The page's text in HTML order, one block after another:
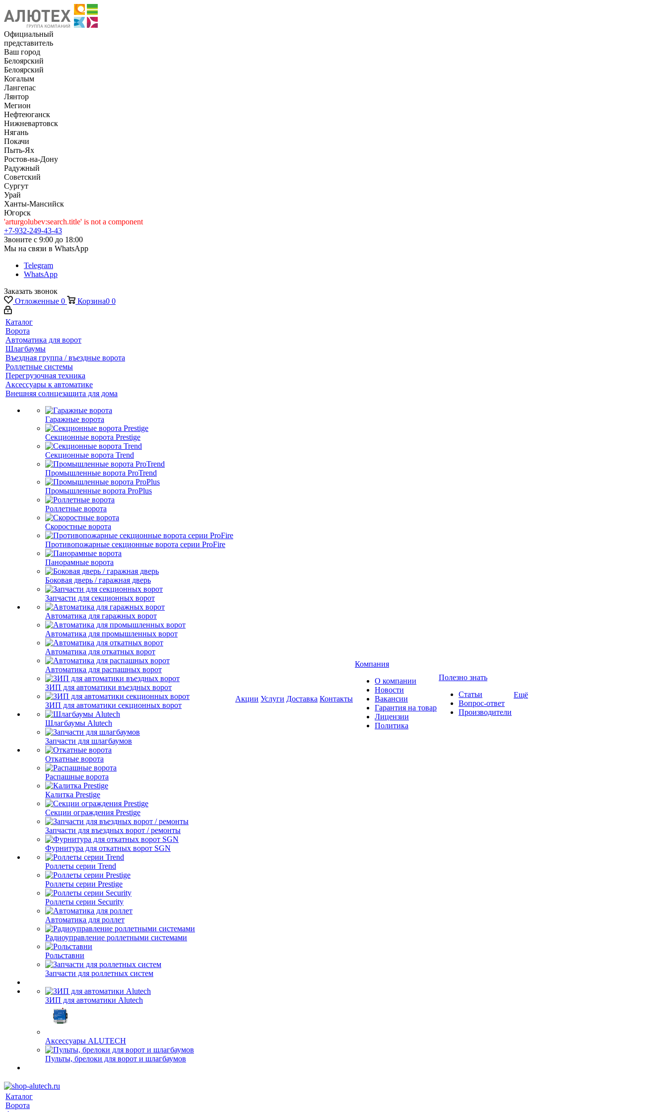
Официальный
представитель
Ваш город
Белоярский
Белоярский
Когалым
Лангепас
Лянтор
Мегион
Нефтеюганск
Нижневартовск
Нягань
Покачи
Пыть-Ях
Рoстов-на-Дону
Радужный
Советский
Сургут
Урай
Ханты-Мансийск
Югорск
'arturgolubev:search.title' is not a component
+7-932-249-43-43
Звоните с 9:00 до 18:00
Мы на связи в WhatsApp
Telegram
WhatsApp
Заказать звонок
Отложенные 0 Корзина0 0
Каталог
Ворота
Автоматика для ворот
Шлагбаумы
Въездная группа / въездные ворота
Роллетные системы
Перегрузочная техника
Аксессуары к автоматике
Внешняя солнцезащита для дома
Гаражные ворота
Секционные ворота Prestige
Секционные ворота Trend
Промышленные ворота ProTrend
Промышленные ворота ProPlus
Роллетные ворота
Скоростные ворота
Противопожарные секционные ворота серии ProFire
Панорамные ворота
Боковая дверь / гаражная дверь
Запчасти для секционных ворот
Автоматика для гаражных ворот
Автоматика для промышленных ворот
Автоматика для откатных ворот
Автоматика для распашных ворот
ЗИП для автоматики въездных ворот
ЗИП для автоматики секционных ворот
Шлагбаумы Alutech
Запчасти для шлагбаумов
Откатные ворота
Распашные ворота
Калитка Prestige
Секции ограждения Prestige
Запчасти для въездных ворот / ремонты
Фурнитура для откатных ворот SGN
Роллеты серии Trend
Роллеты серии Prestige
Роллеты серии Security
Автоматика для роллет
Радиоуправление роллетными системами
Рольставни
Запчасти для роллетных систем
ЗИП для автоматики Alutech
Аксессуары ALUTECH
Пульты, брелоки для ворот и шлагбаумов
Акции Услуги Доставка Контакты
Компания
О компании
Новости
Вакансии
Гарантия на товар
Лицензии
Политика
Полезно знать
Статьи
Вопрос-ответ
Производители
Ещё
Каталог
Ворота